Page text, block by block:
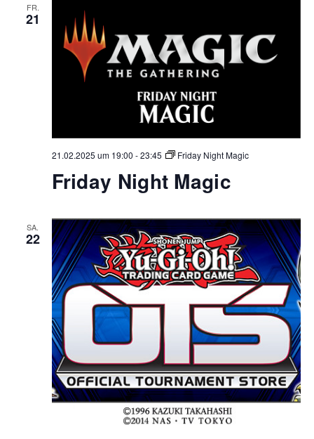
FR.
21
21.02.2025 um 19:00 -23:45 Friday Night Magic
Friday Night Magic
SA.
22